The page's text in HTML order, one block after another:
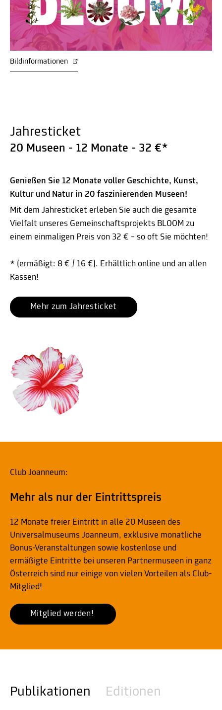
Bildinformationen
Jahresticket
20 Museen - 12 Monate - 32 €*
Genießen Sie 12 Monate voller Geschichte, Kunst,
Kultur und Natur in 20 faszinierenden Museen!
Mit dem Jahresticket erleben Sie auch die gesamte
Vielfalt unseres Gemeinschaftsprojekts BLOOM zu
einem einmaligen Preis von 32 € – so oft Sie möchten!
* (ermäßigt: 8 € / 16 €). Erhältlich online und an allen
Kassen!
Mehr zum Jahresticket
Club Joanneum:
Mehr als nur der Eintrittspreis
12 Monate freier Eintritt in alle 20 Museen des
Universalmuseums Joanneum, exklusive monatliche
Bonus-Veranstaltungen sowie kostenlose und
ermäßigte Eintritte bei unseren Partnermuseen in ganz
Österreich sind nur einige von vielen Vorteilen als Club-
Mitglied!
Mitglied werden!
Publikationen Editionen